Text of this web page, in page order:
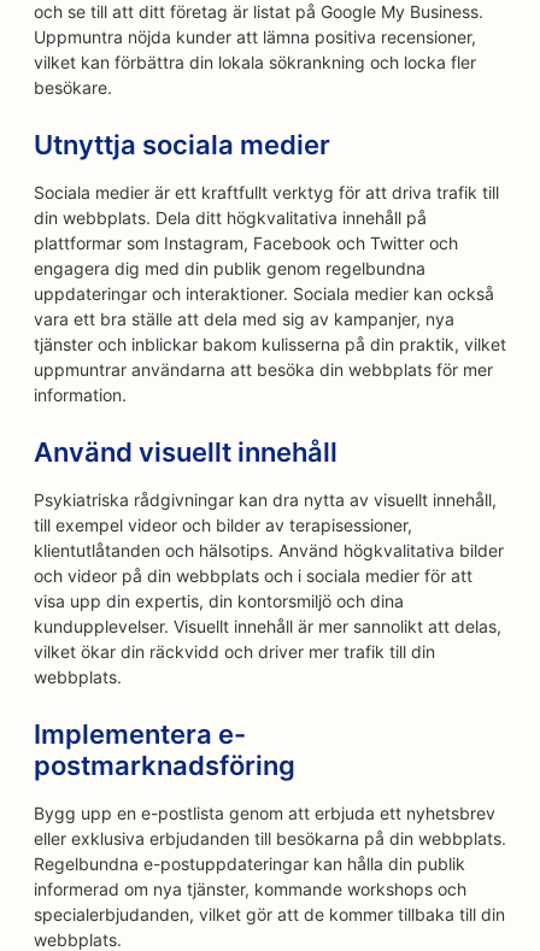
och se till att ditt företag är listat på Google My Business.
Uppmuntra nöjda kunder att lämna positiva recensioner,
vilket kan förbättra din lokala sökrankning och locka fler
besökare.
Utnyttja sociala medier
Sociala medier är ett kraftfullt verktyg för att driva trafik till
din webbplats. Dela ditt högkvalitativa innehåll på
plattformar som Instagram, Facebook och Twitter och
engagera dig med din publik genom regelbundna
uppdateringar och interaktioner. Sociala medier kan också
vara ett bra ställe att dela med sig av kampanjer, nya
tjänster och inblickar bakom kulisserna på din praktik, vilket
uppmuntrar användarna att besöka din webbplats för mer
information.
Använd visuellt innehåll
Psykiatriska rådgivningar kan dra nytta av visuellt innehåll,
till exempel videor och bilder av terapisessioner,
klientutlåtanden och hälsotips. Använd högkvalitativa bilder
och videor på din webbplats och i sociala medier för att
visa upp din expertis, din kontorsmiljö och dina
kundupplevelser. Visuellt innehåll är mer sannolikt att delas,
vilket ökar din räckvidd och driver mer trafik till din
webbplats.
Implementera e-
postmarknadsföring
Bygg upp en e-postlista genom att erbjuda ett nyhetsbrev
eller exklusiva erbjudanden till besökarna på din webbplats.
Regelbundna e-postuppdateringar kan hålla din publik
informerad om nya tjänster, kommande workshops och
specialerbjudanden, vilket gör att de kommer tillbaka till din
webbplats.